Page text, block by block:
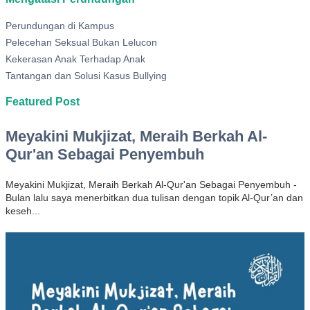
Perundungan di Kampus
Pelecehan Seksual Bukan Lelucon
Kekerasan Anak Terhadap Anak
Tantangan dan Solusi Kasus Bullying
Featured Post
Meyakini Mukjizat, Meraih Berkah Al-
Qur'an Sebagai Penyembuh
Meyakini Mukjizat, Meraih Berkah Al-Qur'an Sebagai Penyembuh -
Bulan lalu saya menerbitkan dua tulisan dengan topik Al-Qur’an dan
keseh...